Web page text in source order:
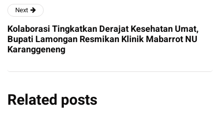
Next
Kolaborasi Tingkatkan Derajat Kesehatan Umat,
Bupati Lamongan Resmikan Klinik Mabarrot NU
Karanggeneng
Related posts